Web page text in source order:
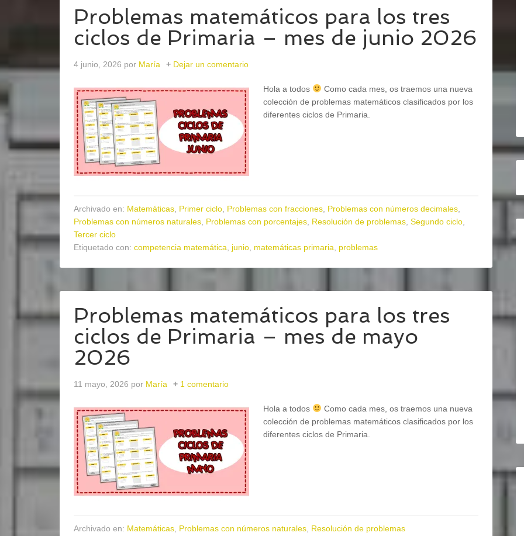
Problemas matemáticos para los tres
ciclos de Primaria – mes de junio 2026
4 junio, 2026 por María Dejar un comentario
Hola a todos
Como cada mes, os traemos una nueva
colección de problemas matemáticos clasificados por los
diferentes ciclos de Primaria.
Archivado en: Matemáticas Primer ciclo Problemas con fracciones Problemas con números decimales
Problemas con números naturales Problemas con porcentajes Resolución de problemas Segundo ciclo
Tercer ciclo
Etiquetado con: competencia matemática junio matemáticas primaria problemas
Problemas matemáticos para los tres
ciclos de Primaria – mes de mayo
2026
11 mayo, 2026 por María 1 comentario
Hola a todos
Como cada mes, os traemos una nueva
colección de problemas matemáticos clasificados por los
diferentes ciclos de Primaria.
Archivado en: Matemáticas Problemas con números naturales Resolución de problemas